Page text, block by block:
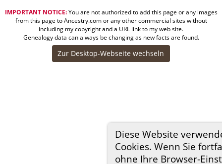
Diese Website
Cookies. Wenn Sie
ohne Ihre Browser-
IMPORTANT NOTICE:You are not authorized to add this page or any images
from this page to Ancestry.com or any other commercial sites without
including my copyright and a URL link to my web site.
Genealogy data can always be changing as new facts are found.
Zur Desktop-Webseite wechseln